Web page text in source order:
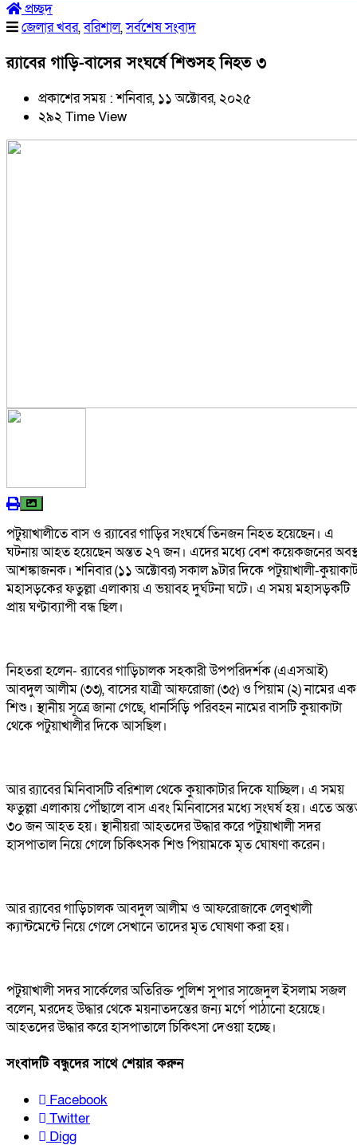
প্রচ্ছদ
জেলার খবর,বরিশাল,সর্বশেষ সংবাদ
র‍্যাবের গাড়ি-বাসের সংঘর্ষে শিশুসহ নিহত ৩
প্রকাশের সময় : শনিবার, ১১ অক্টোবর, ২০২৫
২৯২ Time View
পটুয়াখালীতে বাস ও র‍্যাবের গাড়ির সংঘর্ষে তিনজন নিহত হয়েছেন। এ
ঘটনায় আহত হয়েছেন অন্তত ২৭ জন। এদের মধ্যে বেশ কয়েকজনের
আশঙ্কাজনক। শনিবার (১১ অক্টোবর) সকাল ৯টার দিকে পটুয়াখালী-
মহাসড়কের ফতুল্লা এলাকায় এ ভয়াবহ দুর্ঘটনা ঘটে। এ সময় মহাসড়কটি
প্রায় ঘণ্টাব্যাপী বন্ধ ছিল।
নিহতরা হলেন- র‍্যাবের গাড়িচালক সহকারী উপপরিদর্শক (এএসআই)
আবদুল আলীম (৩৩), বাসের যাত্রী আফরোজা (৩৫) ও পিয়াম (২) নামের এক
শিশু। স্থানীয় সূত্রে জানা গেছে, ধানসিঁড়ি পরিবহন নামের বাসটি কুয়াকাটা
থেকে পটুয়াখালীর দিকে আসছিল।
আর র‍্যাবের মিনিবাসটি বরিশাল থেকে কুয়াকাটার দিকে যাচ্ছিল। এ সময়
ফতুল্লা এলাকায় পৌঁছালে বাস এবং মিনিবাসের মধ্যে সংঘর্ষ হয়। এতে
৩০ জন আহত হয়। স্থানীয়রা আহতদের উদ্ধার করে পটুয়াখালী সদর
হাসপাতাল নিয়ে গেলে চিকিৎসক শিশু পিয়ামকে মৃত ঘোষণা করেন।
আর র‍্যাবের গাড়িচালক আবদুল আলীম ও আফরোজাকে লেবুখালী
ক্যান্টমেন্টে নিয়ে গেলে সেখানে তাদের মৃত ঘোষণা করা হয়।
পটুয়াখালী সদর সার্কেলের অতিরিক্ত পুলিশ সুপার সাজেদুল ইসলাম সজল
বলেন, মরদেহ উদ্ধার থেকে ময়নাতদন্তের জন্য মর্গে পাঠানো হয়েছে।
আহতদের উদ্ধার করে হাসপাতালে চিকিৎসা দেওয়া হচ্ছে।
সংবাদটি বন্ধুদের সাথে শেয়ার করুন
Facebook
Twitter
Digg